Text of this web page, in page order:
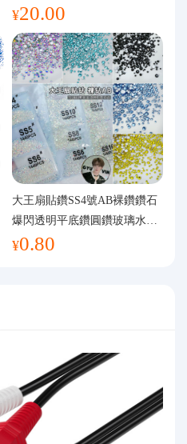
伽服女
¥20.00
大王扇貼鑽SS4號AB裸鑽鑽石
爆閃透明平底鑽圓鑽玻璃水鑽
美甲鑽飾
¥0.80